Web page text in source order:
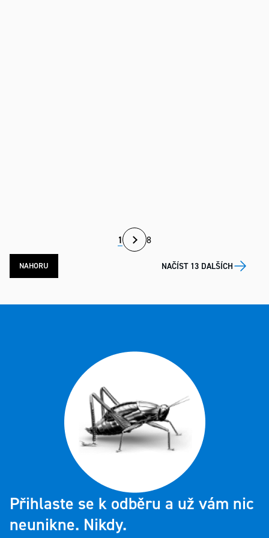
Ovládací
prvky
výpisu
NAČÍST 13 DALŠÍCH
1 8
NAHORU
Přihlaste se k odběru a už vám nic
neunikne. Nikdy.